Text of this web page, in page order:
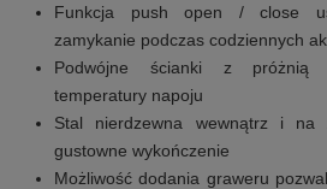
Funkcja push open / close
zamykanie podczas codziennych
Podwójne ścianki z próżnią
temperatury napoju
Stal nierdzewna wewnątrz i na
gustowne wykończenie
Możliwość dodania graweru